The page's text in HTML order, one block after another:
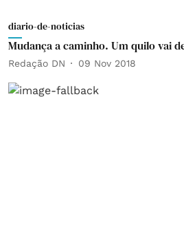
diario-de-noticias
Mudança a caminho. Um quilo vai
Redação DN 09 Nov 2018